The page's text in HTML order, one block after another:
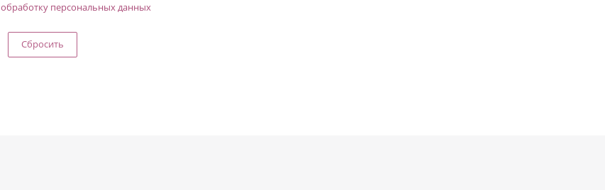
обработку персональных данных
Сбросить